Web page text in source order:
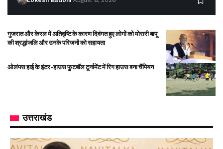
गुजरात और केरल में अतिवृष्टि के कारण दिवंगत हुए लोगों को मोरारी बापू
की श्रद्धांजलि और उनके परिजनों को सहायता
ओलंपस हाई के इंटर-हाउस फुटबॉल टूर्नामेंट में रिग हाउस बना चैंपियन
उत्तराखंड